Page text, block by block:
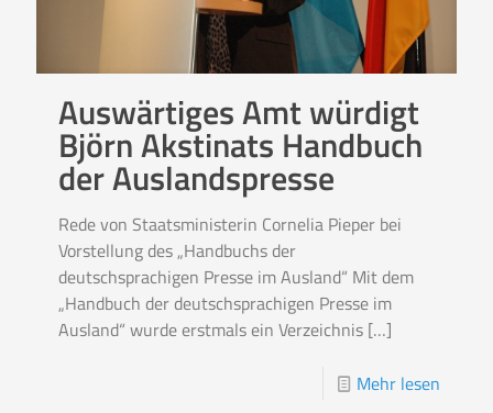
Auswärtiges Amt würdigt
Björn Akstinats Handbuch
der Auslandspresse
Rede von Staatsministerin Cornelia Pieper bei
Vorstellung des „Handbuchs der
deutschsprachigen Presse im Ausland“ Mit dem
„Handbuch der deutschsprachigen Presse im
Ausland“ wurde erstmals ein Verzeichnis […]
Mehr lesen